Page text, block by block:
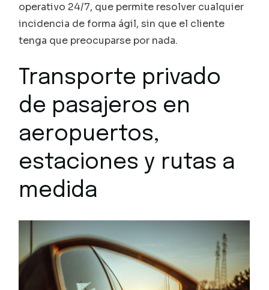
operativo 24/7, que permite resolver cualquier
incidencia de forma ágil, sin que el cliente
tenga que preocuparse por nada.
Transporte privado
de pasajeros en
aeropuertos,
estaciones y rutas a
medida